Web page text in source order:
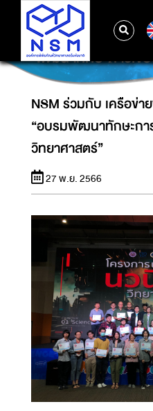
NSM ร่วมกับ เครือข่
พัฒนาทักษะการเขี
NSM ร่วมกับ เครือข่
“อบรมพัฒนาทักษะกา
วิทยาศาสตร์”
27 พ.ย. 2566